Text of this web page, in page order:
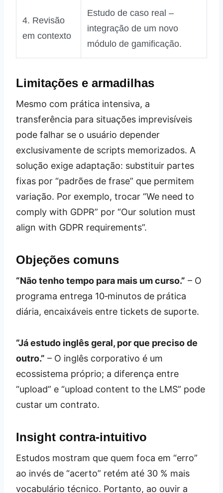
4. Revisão
em contexto
Estudo de caso real –
integração de um novo
módulo de gamificação.
Limitações e armadilhas
Mesmo com prática intensiva, a
transferência para situações imprevisíveis
pode falhar se o usuário depender
exclusivamente de scripts memorizados. A
solução exige adaptação: substituir partes
fixas por “padrões de frase” que permitem
variação. Por exemplo, trocar “We need to
comply with GDPR” por “Our solution must
align with GDPR requirements”.
Objeções comuns
“Não tenho tempo para mais um curso.” – O
programa entrega 10‑minutos de prática
diária, encaixáveis entre tickets de suporte.
“Já estudo inglês geral, por que preciso de
outro.” – O inglês corporativo é um
ecossistema próprio; a diferença entre
“upload” e “upload content to the LMS” pode
custar um contrato.
Insight contra‑intuitivo
Estudos mostram que quem foca em “erro”
ao invés de “acerto” retém até 30 % mais
vocabulário técnico. Portanto, ao ouvir a